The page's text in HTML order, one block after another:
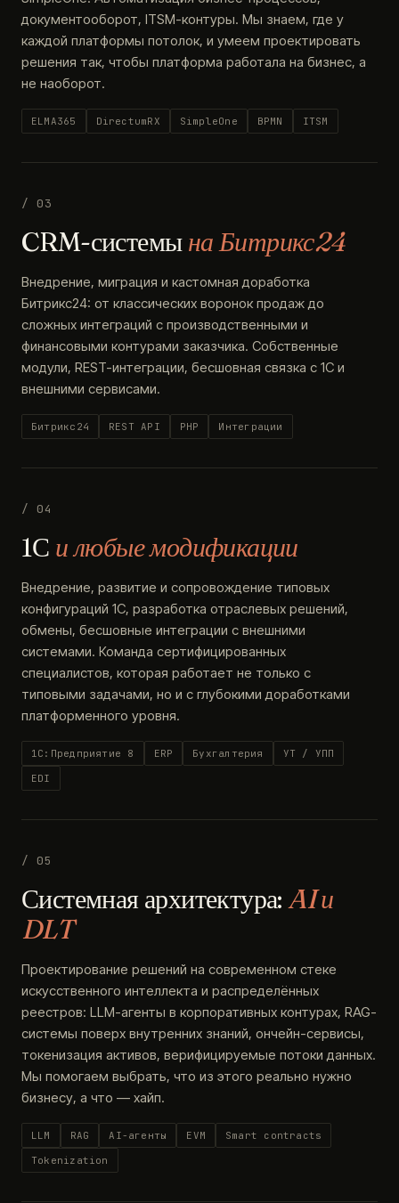
документооборот, ITSM-контуры. Мы знаем, где у
каждой платформы потолок, и умеем проектировать
решения так, чтобы платформа работала на бизнес, а
не наоборот.
ELMA365 DirectumRX SimpleOne BPMN ITSM
/ 03
CRM-системына Битрикс24
Внедрение, миграция и кастомная доработка
Битрикс24: от классических воронок продаж до
сложных интеграций с производственными и
финансовыми контурами заказчика. Собственные
модули, REST-интеграции, бесшовная связка с 1С и
внешними сервисами.
Битрикс24 REST API PHP Интеграции
/ 04
1С и любые модификации
Внедрение, развитие и сопровождение типовых
конфигураций 1С, разработка отраслевых решений,
обмены, бесшовные интеграции с внешними
системами. Команда сертифицированных
специалистов, которая работает не только с
типовыми задачами, но и с глубокими доработками
платформенного уровня.
1С:Предприятие 8 ERP Бухгалтерия
УТ / УПП
EDI
/ 05
Системная архитектура:AI и
DLT
Проектирование решений на современном стеке
искусственного интеллекта и распределённых
реестров: LLM-агенты в корпоративных контурах, RAG-
системы поверх внутренних знаний, ончейн-сервисы,
токенизация активов, верифицируемые потоки данных.
Мы помогаем выбрать, что из этого реально нужно
бизнесу, а что — хайп.
LLM RAG AI-агенты EVM
Smart contracts
Tokenization